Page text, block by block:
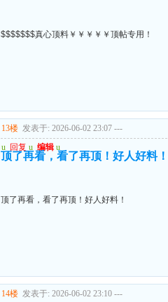
$$$$$$$真心顶料￥￥￥￥￥顶帖专用！
13楼 发表于: 2026-06-02 23:07 ---
u 回复 u 编辑 u
顶了再看，看了再顶！好人好料！
顶了再看，看了再顶！好人好料！
14楼 发表于: 2026-06-02 23:10 ---